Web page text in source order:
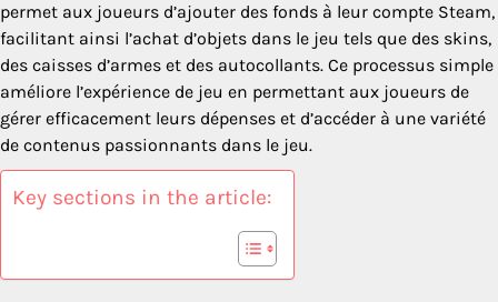
permet aux joueurs d’ajouter des fonds à leur compte Steam,
facilitant ainsi l’achat d’objets dans le jeu tels que des skins,
des caisses d’armes et des autocollants. Ce processus simple
améliore l’expérience de jeu en permettant aux joueurs de
gérer efficacement leurs dépenses et d’accéder à une variété
de contenus passionnants dans le jeu.
Key sections in the article: